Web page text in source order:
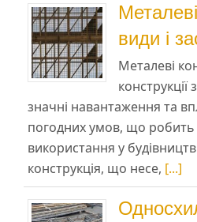
види і
Металеві
конструкції
значні навантаження та
погодних умов, що робить
використання у
конструкція, що несе, [...]